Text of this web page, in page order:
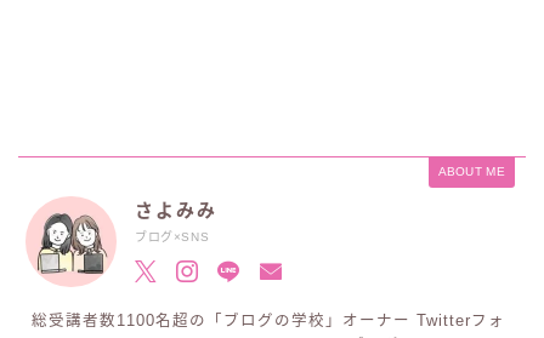
ABOUT ME
さよみみ
ブログ×SNS
総受講者数1100名超の「ブログの学校」オーナー Twitterフォ
ブログの学校 公式LINE